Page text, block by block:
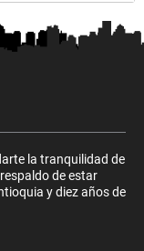
la tranquilidad de
de estar
y diez años de